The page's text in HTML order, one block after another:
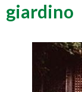
giardino